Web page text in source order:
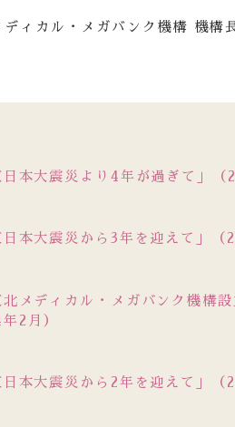
ディカル・メガバンク機構 機構
日本大震災より4年が過ぎて」（
日本大震災から3年を迎えて」（
北メディカル・メガバンク機構
2月）
日本大震災から2年を迎えて」（